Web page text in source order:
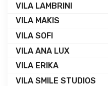
VILA LAMBRINI
VILA MAKIS
VILA SOFI
VILA ANA LUX
VILA ERIKA
VILA SMILE STUDIOS